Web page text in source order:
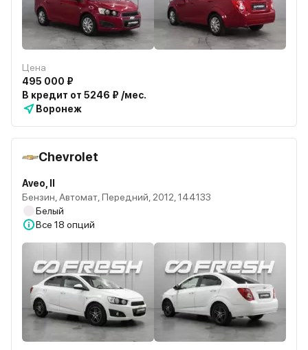
Цена
495 000 ₽
В кредит от 5246 ₽ /мес.
Воронеж
Chevrolet
Aveo, II
Бензин, Автомат, Передний, 2012, 144133
Белый
Все 18 опций